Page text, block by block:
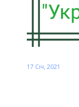
17 Січ, 2021